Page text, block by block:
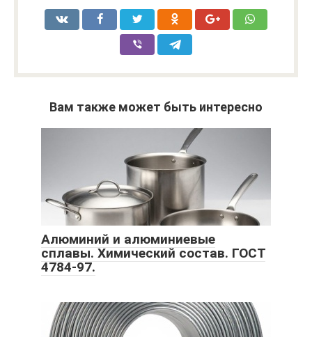
Вам также может быть интересно
Алюминий и алюминиевые
сплавы. Химический состав. ГОСТ
4784-97.